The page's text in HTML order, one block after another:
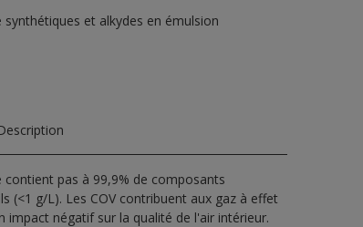
et alkydes en émulsion
contient pas à 99,9% de composants
(<1 g/L). Les COV contribuent aux gaz à effet
impact négatif sur la qualité de l'air intérieur.